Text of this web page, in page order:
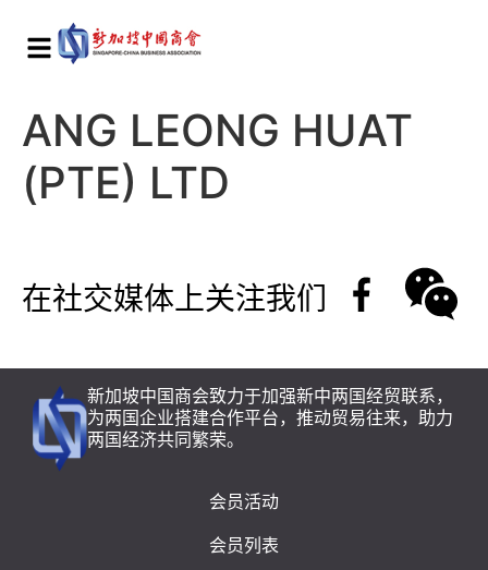
ANG LEONG HUAT
(PTE) LTD
在社交媒体上关注我们
新加坡中国商会致力于加强新中两国经贸联系，
为两国企业搭建合作平台，推动贸易往来，助力
两国经济共同繁荣。
会员活动
会员列表